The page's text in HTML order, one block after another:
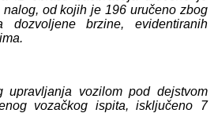
nalog, od kojih je 196uručeno zbog
dozvoljene brzine, evidentiranih
upravljanja vozilom pod dejstvom
vozačkog ispita, isključeno 7